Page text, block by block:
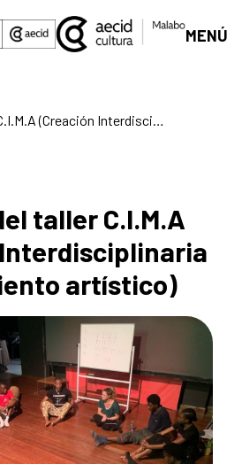
MENÚ
3ª sesión del taller C.I.M.A (Creación Interdisciplinaria del Movimiento artístico)
taller C.I.M.A
artístico)